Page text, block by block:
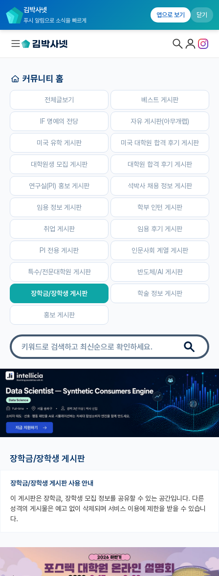
김박사넷
푸시 알림으로 소식을 빠르게
앱으로 보기 닫기
대학원생 모집
국내대학원 정보
연구실&오픈랩
커뮤니티
커뮤니티 홈
전체글보기
베스트 게시판
IF 명예의전당
자유 게시판(아무개랩)
미국 유학 게시판
미국 대학원 합격 후기 게시판
대학원생 모집 게시판
대학원 합격 후기 게시판
연구실(PI) 홍보 게시판
석박사 채용 정보 게시판
임용 정보 게시판
학부 인턴 게시판
취업 게시판
임용 후기 게시판
PI 전용 게시판
특수/전문대학원 게시판
반도체/AI 게시판
홍보 게시판
커뮤니티 홈
전체글보기 베스트 게시판
IF 명예의 전당 자유 게시판(아무개랩)
미국 유학 게시판 미국 대학원 합격 후기 게시판
대학원생 모집 게시판 대학원 합격 후기 게시판
연구실(PI) 홍보 게시판 석박사 채용 정보 게시판
임용 정보 게시판 학부 인턴 게시판
취업 게시판 임용 후기 게시판
PI 전용 게시판 인문사회 계열 게시판
특수/전문대학원 게시판 반도체/AI 게시판
장학금/장학생 게시판 학술 정보 게시판
홍보 게시판
홈 전체글보기 IF 명예의 전당 자유 게시판(
장학금/장학생 게시판
장학금/장학생 게시판 사용 안내
이 게시판은 장학금, 장학생 모집 정보를 공유할 수 있는 공간입니다. 다른
성격의 게시물은 예고 없이 삭제되며 서비스 이용에 제한을 받을 수 있습니
다.